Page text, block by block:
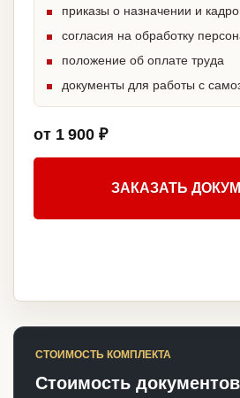
приказы о назначении и
согласия на обработку
положение об оплате труда
документы для работы с
от 1 900 ₽
ЗАКАЗАТЬ
СТОИМОСТЬ КОМПЛЕКТА
Стоимость